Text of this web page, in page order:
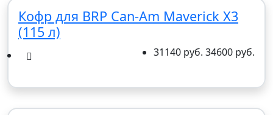
Кофр для BRP Can-Am Maverick X3
(115 л)
31140 руб. 34600 руб.